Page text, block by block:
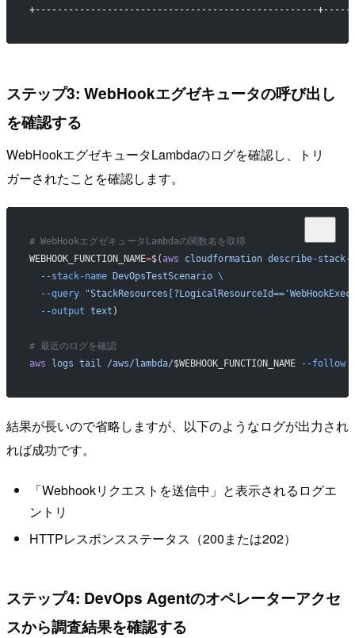
+---------------------------------------------------
ステップ3: WebHookエグゼキュータの呼び出し
を確認する
WebHookエグゼキュータLambdaのログを確認し、トリ
ガーされたことを確認します。
# WebHookエグゼキュータLambdaの関数名を取得
WEBHOOK_FUNCTION_NAME=$(aws cloudformation describe-stack-
  --stack-name
DevOpsTestScenario \
  --query
  --output
text )
# 最近のログを確認
aws logs tail /aws/lambda/$WEBHOOK_FUNCTION_NAME --follow
結果が長いので省略しますが、以下のようなログが出力され
れば成功です。
「Webhookリクエストを送信中」と表示されるログエ
ントリ
HTTPレスポンスステータス（200または202）
ステップ4: DevOps Agentのオペレーターアクセ
スから調査結果を確認する